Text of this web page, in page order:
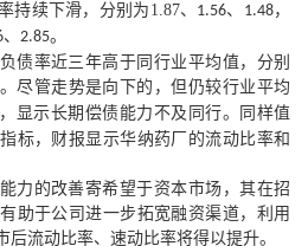
持续下滑，分别为 1.87、 1.56、 1.48，
、 2.85。
债率近三年高于同行业平均值，分别
。尽管走势是向下的，但仍较行业平均
显示长期偿债能力不及同行。同样值
标，财报显示华纳药厂的流动比率和
力的改善寄希望于资本市场，其在招
助于公司进一步拓宽融资渠道，利用
流动比率、速动比率将得以提升。